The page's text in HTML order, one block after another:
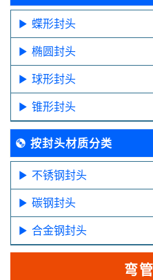
蝶形封头
椭圆封头
球形封头
锥形封头
按封头材质分类
不锈钢封头
碳钢封头
合金钢封头
弯